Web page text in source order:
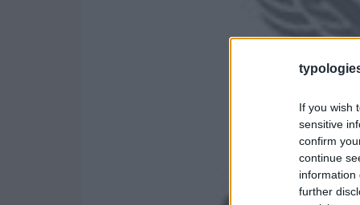
If you wish
sensitive
confirm
continue
information
further